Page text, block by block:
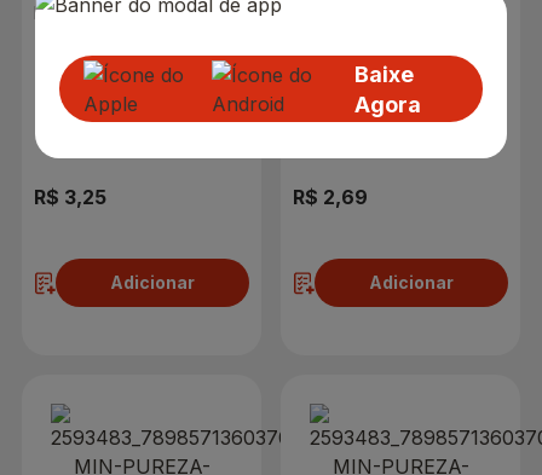
Natural com Gás 1,5L
R$ 3,25
Adicionar
R$ 2,69
Adicionar
Baixe
Agora